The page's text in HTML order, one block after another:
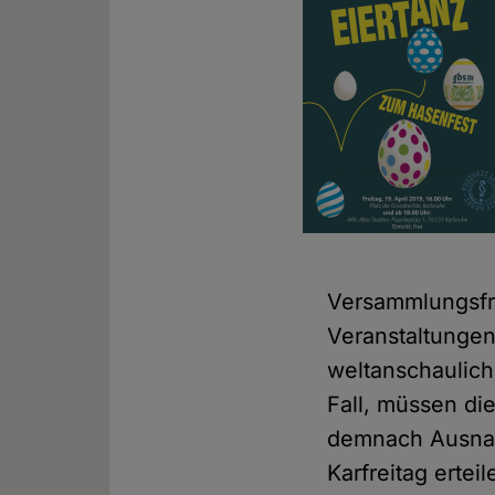
Fall, müssen
demnach
Karfreitag